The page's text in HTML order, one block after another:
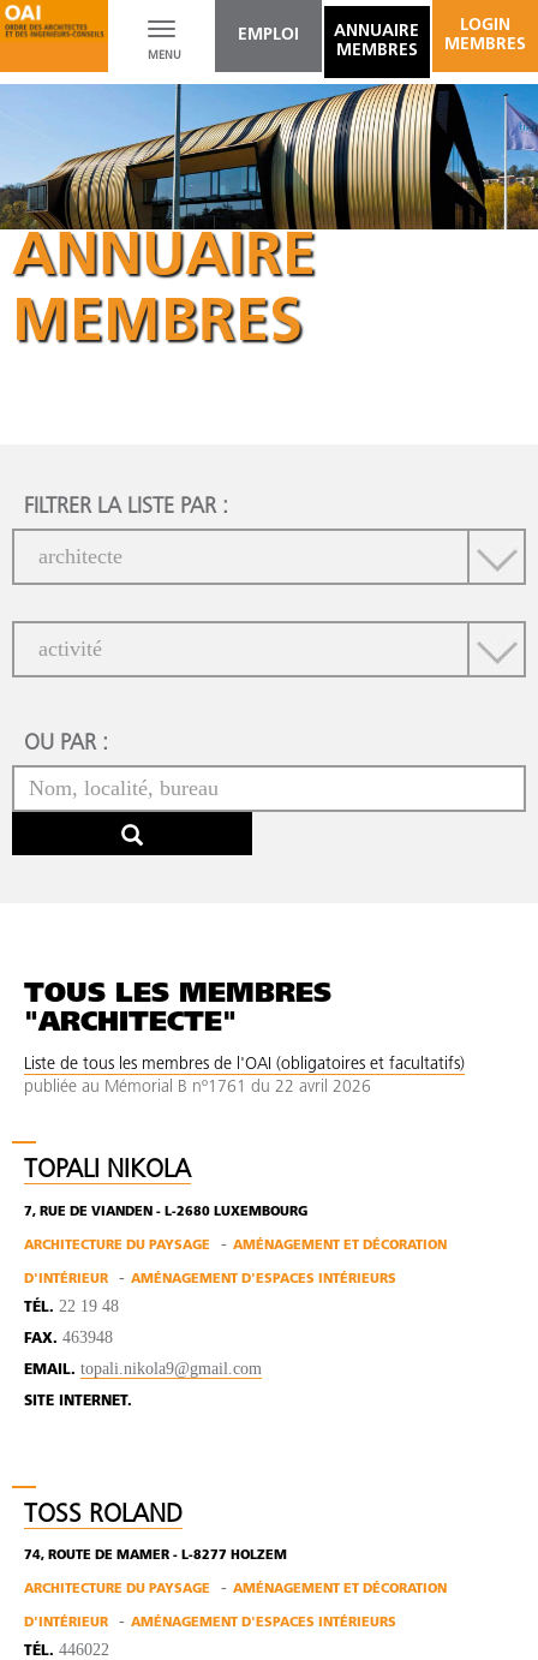
Toggle
navigation
MENU
EMPLOI
ANNUAIRE
MEMBRES
LOGIN
MEMBRES
ANNUAIRE
MEMBRES
FILTRER LA LISTE PAR :
OU PAR :
TOUS LES MEMBRES
"ARCHITECTE"
Liste de tous les membres de l'OAI (obligatoires et facultatifs)
publiée au Mémorial B nº1761 du 22 avril 2026
TOPALI NIKOLA
7, RUE DE VIANDEN - L-2680 LUXEMBOURG
ARCHITECTURE DU PAYSAGE AMÉNAGEMENT ET DÉCORATION
D'INTÉRIEUR AMÉNAGEMENT D'ESPACES INTÉRIEURS
TÉL. 22 19 48
FAX. 463948
EMAIL. topali.nikola9@gmail.com
SITE INTERNET.
TOSS ROLAND
74, ROUTE DE MAMER - L-8277 HOLZEM
ARCHITECTURE DU PAYSAGE AMÉNAGEMENT ET DÉCORATION
D'INTÉRIEUR AMÉNAGEMENT D'ESPACES INTÉRIEURS
TÉL. 446022